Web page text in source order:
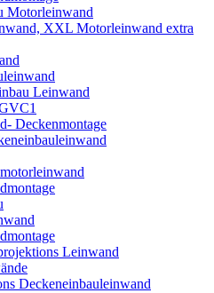
Motorleinwand
XXL Motorleinwand extra
Leinwand
Deckenmontage
Leinwand
Deckeneinbauleinwand